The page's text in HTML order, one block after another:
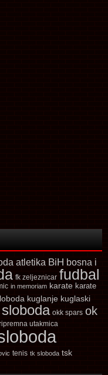
atletika BiH bosna i
fk zeljeznicar fudbal
in memoriam karate karate
kuglanje kuglaski
okk spars ok
utakmica
tenis tk sloboda tsk